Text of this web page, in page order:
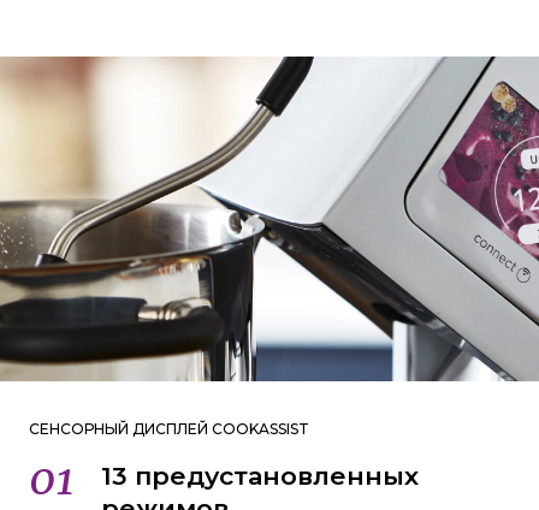
СЕНСОРНЫЙ ДИСПЛЕЙ COOKASSIST
13 предустановленных
01